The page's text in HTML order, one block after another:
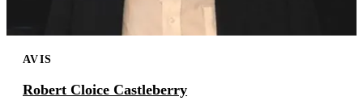
AVIS
Robert Cloice Castleberry